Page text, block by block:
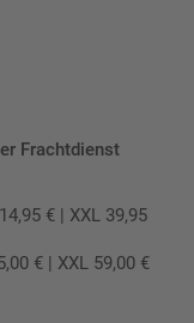
Frachtdienst
€ | XXL 39,95
€ | XXL 59,00 €